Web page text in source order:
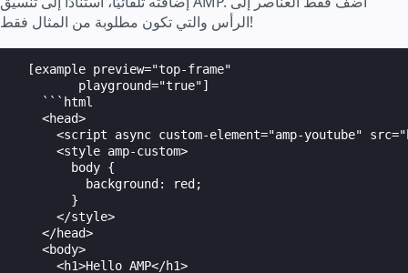
الرأس والتي تكون مطلوبة من المثال فقط!
  [example preview="top-frame"
         playground="true"]
    ```html
    <head>
<script async custom-element="amp-youtube"
      <style amp-custom>
        body {
          background: red;
        }
      </style>
    </head>
    <body>
      <h1>Hello AMP</h1>